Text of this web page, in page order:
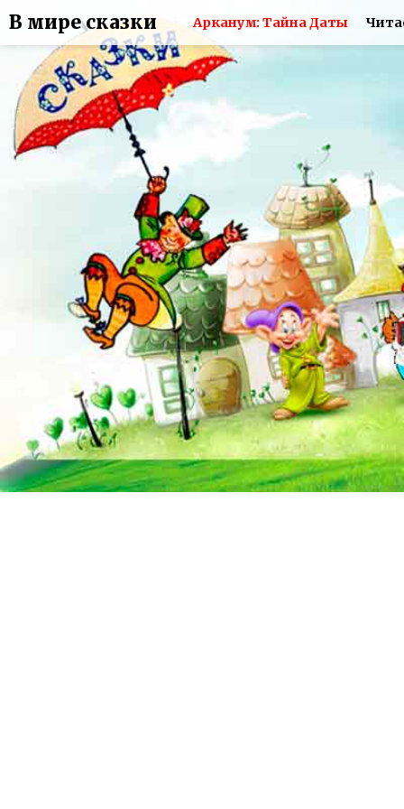
В мире сказки Арканум: Тайна Даты